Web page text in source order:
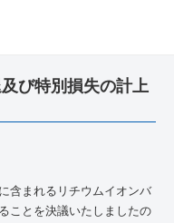
び特別損失の計上
含まれるリチウムイオンバ
ことを決議いたしましたの